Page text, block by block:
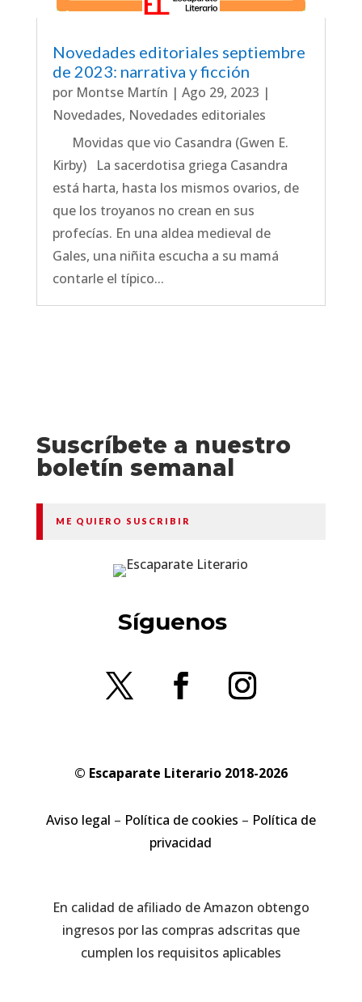
Novedades editoriales septiembre
de 2023: narrativa y ficción
por Montse Martín | Ago 29, 2023 |
Novedades, Novedades editoriales
Movidas que vio Casandra (Gwen E.
Kirby) La sacerdotisa griega Casandra
está harta, hasta los mismos ovarios, de
que los troyanos no crean en sus
profecías. En una aldea medieval de
Gales, una niñita escucha a su mamá
contarle el típico...
Suscríbete a nuestro
boletín semanal
ME QUIERO SUSCRIBIR
Síguenos
© Escaparate Literario 2018-2026
Aviso legal – Política de cookies – Política de
privacidad
En calidad de afiliado de Amazon obtengo
ingresos por las compras adscritas que
cumplen los requisitos aplicables